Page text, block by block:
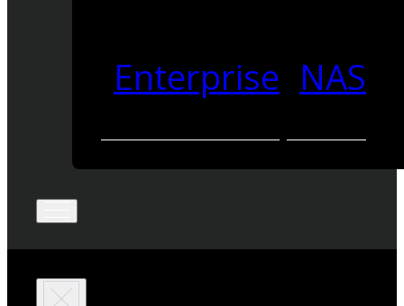
Enterprise NAS